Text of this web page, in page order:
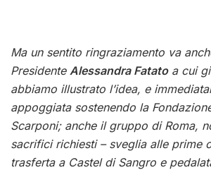
Ma un sentito ringraziamento va
Presidente Alessandra Fatatoa cui
abbiamo illustrato l’idea, e
appoggiata sostenendo la
Scarponi; anche il gruppo di Roma,
sacrifici richiesti – sveglia alle prime
trasferta a Castel di Sangro e